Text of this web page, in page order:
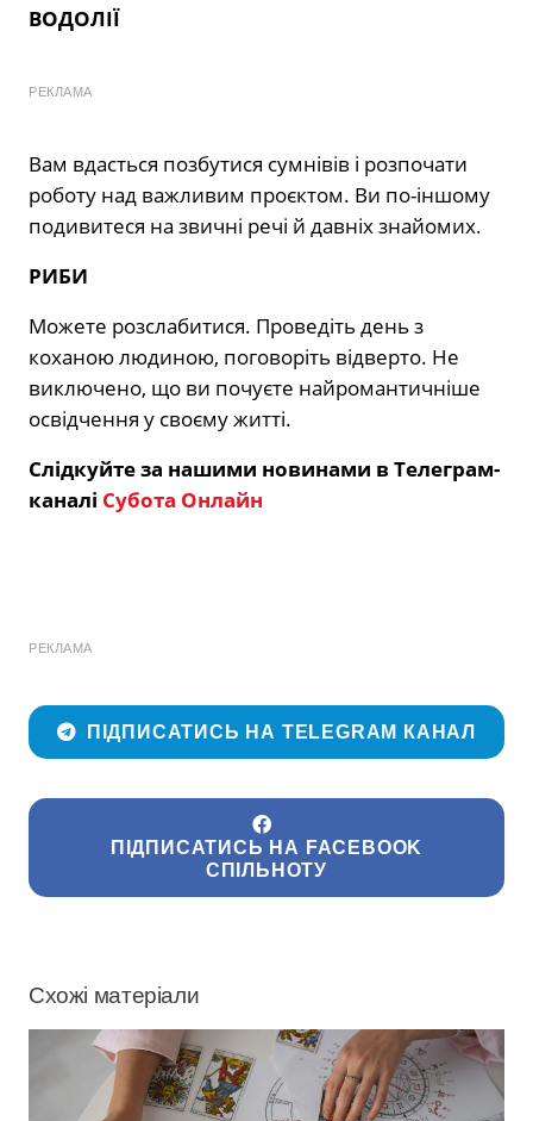
ВОДОЛІЇ
РЕКЛАМА
Вам вдасться позбутися сумнівів і розпочати
роботу над важливим проєктом. Ви по-іншому
подивитеся на звичні речі й давніх знайомих.
РИБИ
Можете розслабитися. Проведіть день з
коханою людиною, поговоріть відверто. Не
виключено, що ви почуєте найромантичніше
освідчення у своєму житті.
Слідкуйте за нашими новинами в Телеграм-
каналі Субота Онлайн
РЕКЛАМА
ПІДПИСАТИСЬ НА TELEGRAM КАНАЛ
ПІДПИСАТИСЬ НА FACEBOOK
СПІЛЬНОТУ
Схожі матеріали